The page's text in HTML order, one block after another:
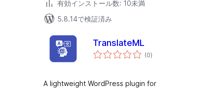
有効インストール数: 10未満
5.8.14で検証済み
TranslateML
(0個
の)
A lightweight WordPress plugin for